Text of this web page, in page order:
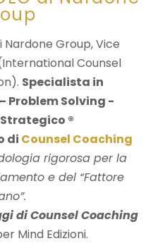
Nardone Group, Vice
Counsel
Specialista in
Problem Solving -
®
di Counsel Coaching
rigorosa per la
e del “Fattore
di Counsel Coaching
Mind Edizioni.